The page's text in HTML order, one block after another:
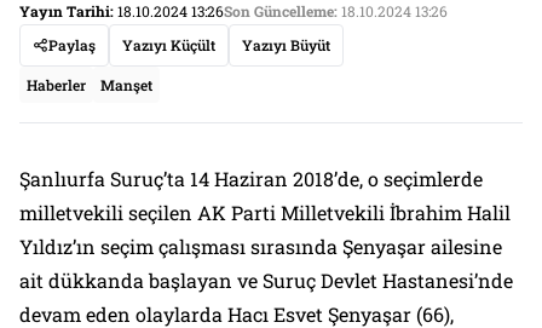
Yayın Tarihi:18.10.2024 13:26Son Güncelleme:18.10.2024 13:26
Paylaş
Yazıyı Küçült Yazıyı Büyüt
Haberler Manşet
Şanlıurfa Suruç’ta 14 Haziran 2018’de, o seçimlerde
milletvekili seçilen AK Parti Milletvekili İbrahim Halil
Yıldız’ın seçim çalışması sırasında Şenyaşar ailesine
ait dükkanda başlayan ve Suruç Devlet Hastanesi’nde
devam eden olaylarda Hacı Esvet Şenyaşar (66),